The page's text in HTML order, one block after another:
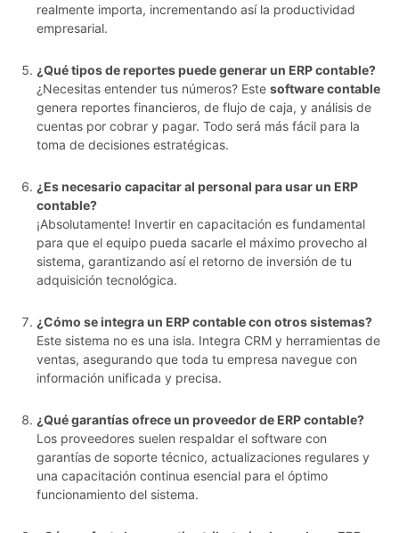
realmente importa, incrementando así la productividad
empresarial.
¿Qué tipos de reportes puede generar un ERP contable?
¿Necesitas entender tus números? Este software contable
genera reportes financieros, de flujo de caja, y análisis de
cuentas por cobrar y pagar. Todo será más fácil para la
toma de decisiones estratégicas.
¿Es necesario capacitar al personal para usar un ERP
contable?
¡Absolutamente! Invertir en capacitación es fundamental
para que el equipo pueda sacarle el máximo provecho al
sistema, garantizando así el retorno de inversión de tu
adquisición tecnológica.
¿Cómo se integra un ERP contable con otros sistemas?
Este sistema no es una isla. Integra CRM y herramientas de
ventas, asegurando que toda tu empresa navegue con
información unificada y precisa.
¿Qué garantías ofrece un proveedor de ERP contable?
Los proveedores suelen respaldar el software con
garantías de soporte técnico, actualizaciones regulares y
una capacitación continua esencial para el óptimo
funcionamiento del sistema.